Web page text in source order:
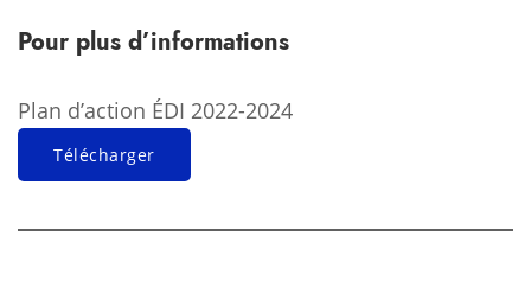
Pour plus d’informations
Plan d’action ÉDI 2022-2024
Télécharger